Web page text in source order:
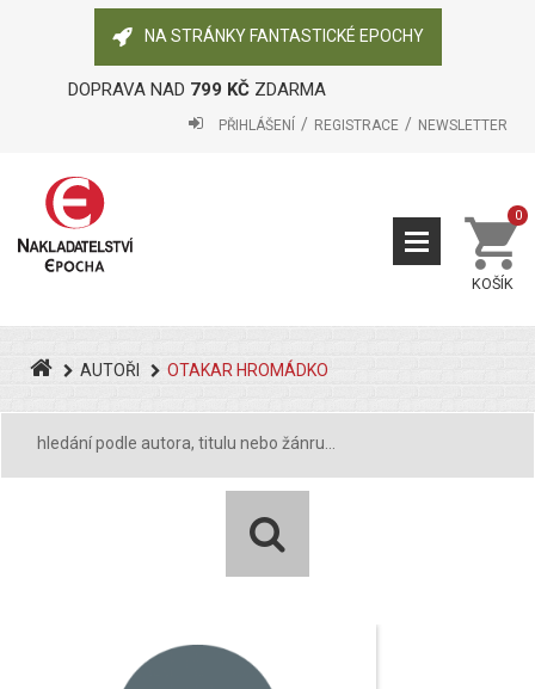
NA STRÁNKY FANTASTICKÉ EPOCHY
DOPRAVA NAD 799 KČZDARMA
PŘIHLÁŠENÍ REGISTRACE NEWSLETTER
KOŠÍK
0
AUTOŘI OTAKAR HROMÁDKO